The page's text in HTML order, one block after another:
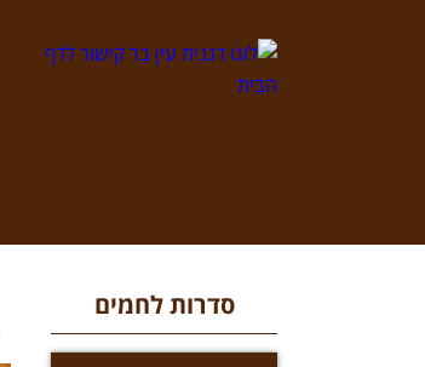
סדרות לחמים